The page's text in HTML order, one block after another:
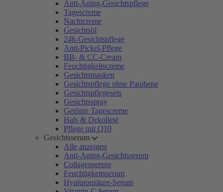
Anti-Aging-Gesichtspflege
Tagescreme
Nachtcreme
Gesichtsöl
24h-Gesichtspflege
Anti-Pickel-Pflege
BB- & CC-Cream
Feuchtigkeitscreme
Gesichtsmasken
Gesichtspflege ohne Parabene
Gesichtspflegesets
Gesichtsspray
Getönte Tagescreme
Hals & Dekolleté
Pflege mit Q10
Gesichtsserum
Alle anzeigen
Anti-Aging-Gesichtsserum
Collagenserum
Feuchtigkeitsserum
Hyaluronsäure-Serum